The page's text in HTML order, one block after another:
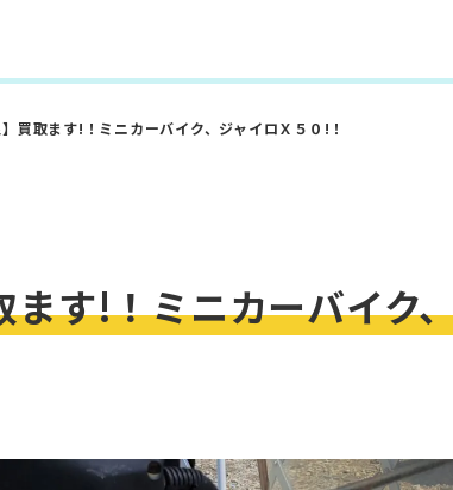
】買取ます!！ミニカーバイク、ジャイロＸ５０!！
ます!！ミニカーバイク